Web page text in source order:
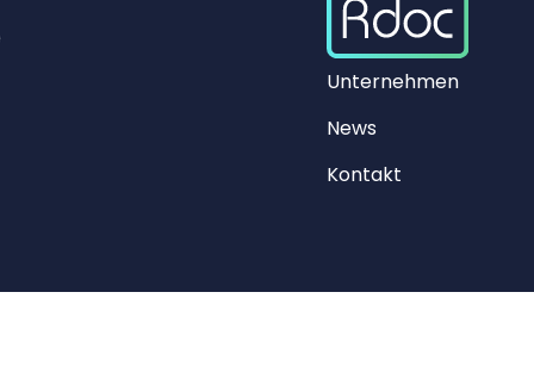
Unternehmen
News
Kontakt